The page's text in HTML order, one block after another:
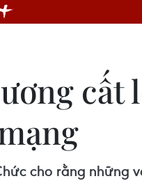
cất
cho rằng những